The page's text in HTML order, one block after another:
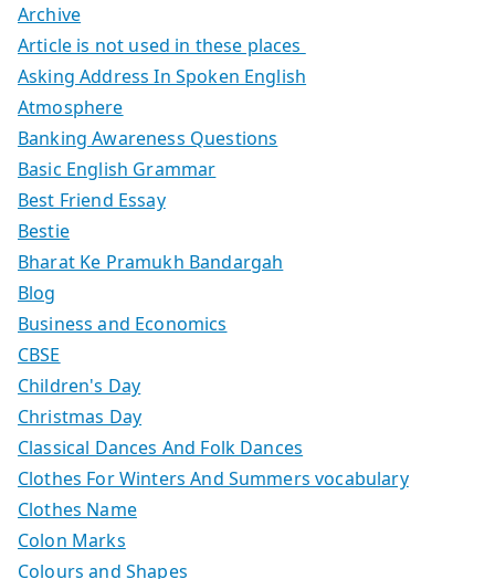
Archive
Article is not used in these places
Asking Address In Spoken English
Atmosphere
Banking Awareness Questions
Basic English Grammar
Best Friend Essay
Bestie
Bharat Ke Pramukh Bandargah
Blog
Business and Economics
CBSE
Children's Day
Christmas Day
Classical Dances And Folk Dances
Clothes For Winters And Summers vocabulary
Clothes Name
Colon Marks
Colours and Shapes